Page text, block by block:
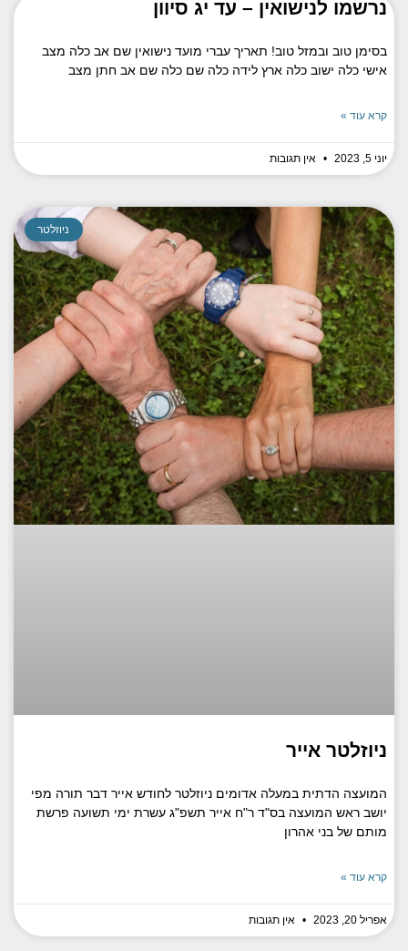
נרשמו לנישואין – עד יג סיוון
בסימן טוב ובמזל טוב! תאריך עברי מועד נישואין שם אב כלה מצב
אישי כלה ישוב כלה ארץ לידה כלה שם כלה שם אב חתן מצב
קרא עוד »
יוני 5, 2023 אין תגובות
ניוזלטר
ניוזלטר אייר
המועצה הדתית במעלה אדומים ניוזלטר לחודש אייר דבר תורה מפי
יושב ראש המועצה בס"ד ר"ח אייר תשפ"ג עשרת ימי תשועה פרשת
מותם של בני אהרון
קרא עוד »
אפריל 20, 2023 אין תגובות